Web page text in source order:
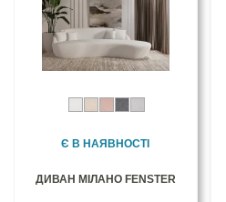
Є В НАЯВНОСТІ
ДИВАН МІЛАНО FENSTER